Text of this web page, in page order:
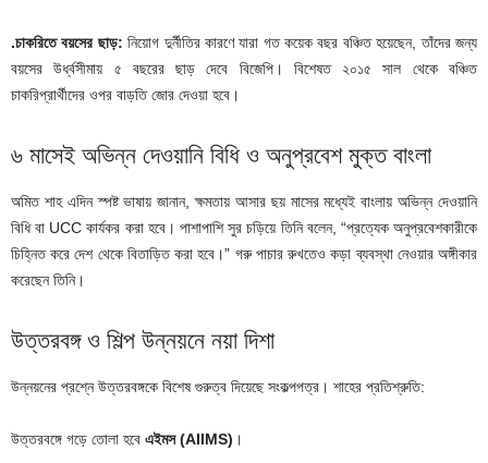
.চাকরিতে বয়সের ছাড়: নিয়োগ দুর্নীতির কারণে যারা গত কয়েক বছর বঞ্চিত হয়েছেন, তাঁদের জন্য
বয়সের উর্ধ্বসীমায় ৫ বছরের ছাড় দেবে বিজেপি। বিশেষত ২০১৫ সাল থেকে বঞ্চিত
চাকরিপ্রার্থীদের ওপর বাড়তি জোর দেওয়া হবে।
৬ মাসেই অভিন্ন দেওয়ানি বিধি ও অনুপ্রবেশ মুক্ত বাংলা
অমিত শাহ এদিন স্পষ্ট ভাষায় জানান, ক্ষমতায় আসার ছয় মাসের মধ্যেই বাংলায় অভিন্ন দেওয়ানি
বিধি বা UCC কার্যকর করা হবে। পাশাপাশি সুর চড়িয়ে তিনি বলেন, “প্রত্যেক অনুপ্রবেশকারীকে
চিহ্নিত করে দেশ থেকে বিতাড়িত করা হবে।” গরু পাচার রুখতেও কড়া ব্যবস্থা নেওয়ার অঙ্গীকার
করেছেন তিনি।
উত্তরবঙ্গ ও শিল্প উন্নয়নে নয়া দিশা
উন্নয়নের প্রশ্নে উত্তরবঙ্গকে বিশেষ গুরুত্ব দিয়েছে সংকল্পপত্র। শাহের প্রতিশ্রুতি:
উত্তরবঙ্গে গড়ে তোলা হবে এইমস (AIIMS) ।